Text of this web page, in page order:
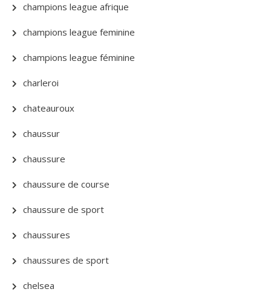
champions league afrique
champions league feminine
champions league féminine
charleroi
chateauroux
chaussur
chaussure
chaussure de course
chaussure de sport
chaussures
chaussures de sport
chelsea